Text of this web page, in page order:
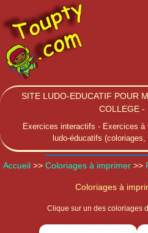
SITE LUDO-EDUCATIF POUR
COLLEGE -
Exercices interactifs - Exercices à
ludo-éducatifs
Accueil >> Coloriages à imprimer >>
Coloriages à
Clique sur un des coloriages